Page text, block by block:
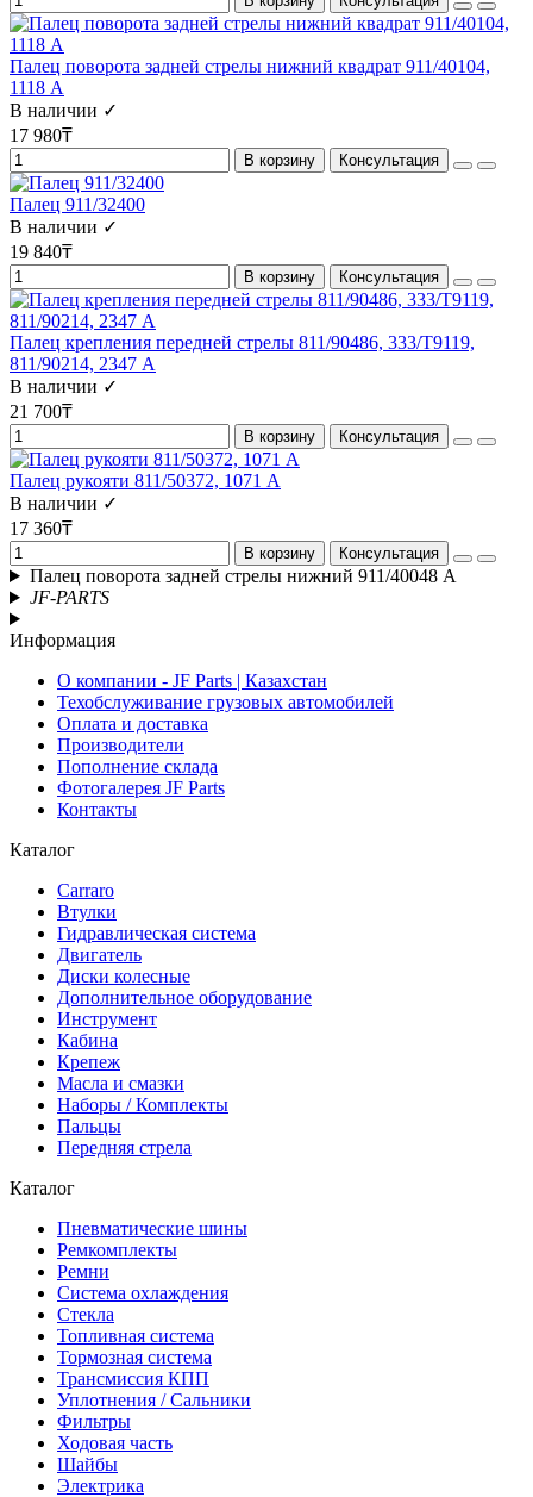
Палец поворота задней стрелы нижний квадрат 911/40104,
1118 А
В наличии ✓
17 980₸
В корзину Консультация
Палец 911/32400
В наличии ✓
19 840₸
В корзину Консультация
Палец крепления передней стрелы 811/90486, 333/T9119,
811/90214, 2347 А
В наличии ✓
21 700₸
В корзину Консультация
Палец рукояти 811/50372, 1071 А
В наличии ✓
17 360₸
В корзину Консультация
Палец поворота задней стрелы нижний 911/40048 А
JF-PARTS
Информация
О компании - JF Parts | Казахстан
Техобслуживание грузовых автомобилей
Оплата и доставка
Производители
Пополнение склада
Фотогалерея JF Parts
Контакты
Каталог
Carraro
Втулки
Гидравлическая система
Двигатель
Диски колесные
Дополнительное оборудование
Инструмент
Кабина
Крепеж
Масла и смазки
Наборы / Комплекты
Пальцы
Передняя стрела
Каталог
Пневматические шины
Ремкомплекты
Ремни
Система охлаждения
Стекла
Топливная система
Тормозная система
Трансмиссия КПП
Уплотнения / Сальники
Фильтры
Ходовая часть
Шайбы
Электрика